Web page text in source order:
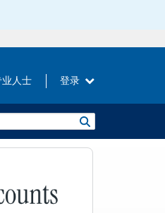
人士 登录